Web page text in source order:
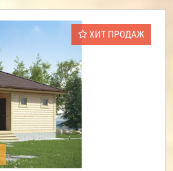
ХИТ ПРОДАЖ